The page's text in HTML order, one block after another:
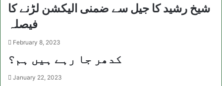
شیخ رشید کا جیل سے ضمنی الیکشن لڑنے کا
فیصلہ
February 8, 2023
کدھر جا رہے ہیں ہم؟
January 22, 2023